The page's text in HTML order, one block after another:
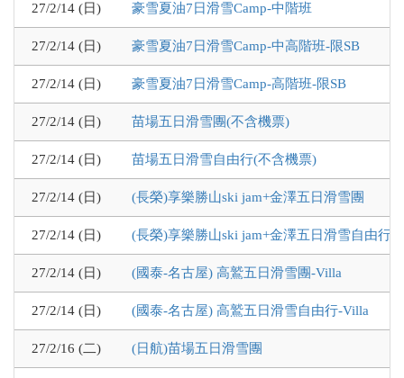
27/2/14 (日) 豪雪夏油7日滑雪Camp-中階班
27/2/14 (日) 豪雪夏油7日滑雪Camp-中高階班-限SB
27/2/14 (日) 豪雪夏油7日滑雪Camp-高階班-限SB
27/2/14 (日) 苗場五日滑雪團(不含機票)
27/2/14 (日) 苗場五日滑雪自由行(不含機票)
27/2/14 (日) (長榮)享樂勝山ski jam+金澤五日滑雪團
27/2/14 (日) (長榮)享樂勝山ski jam+金澤五日滑雪自由行
27/2/14 (日) (國泰-名古屋) 高鷲五日滑雪團-Villa
27/2/14 (日) (國泰-名古屋) 高鷲五日滑雪自由行-Villa
27/2/16 (二) (日航)苗場五日滑雪團